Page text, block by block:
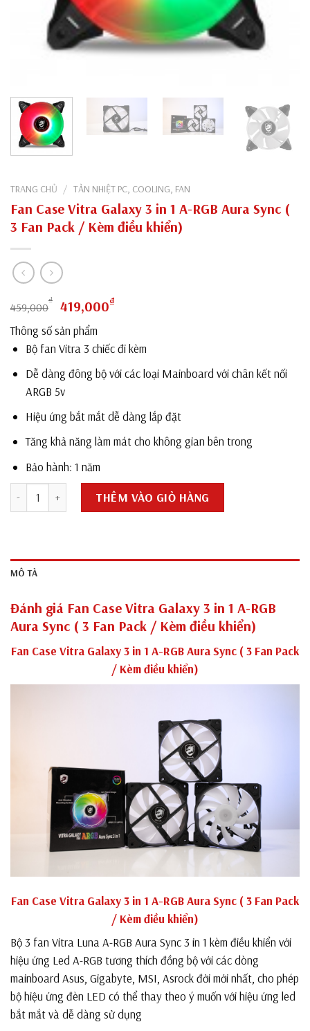
TRANG CHỦ / TẢN NHIỆT PC, COOLING, FAN
Fan Case Vitra Galaxy 3 in 1 A-RGB Aura Sync (
3 Fan Pack / Kèm điều khiển)
459,000
₫
Giá
gốc
là:
459,000₫.
419,000₫Giá
tại
là:
419,000₫.
Thông số sản phẩm
Bộ fan Vitra 3 chiếc đi kèm
Dễ dàng đông bộ với các loại Mainboard với chân kết nối
ARGB 5v
Hiệu ứng bắt mắt dễ dàng lắp đặt
Tăng khả năng làm mát cho không gian bên trong
Bảo hành: 1 năm
Fan Case Vitra Galaxy 3 in 1 A-RGB Aura Sync ( 3 Fan Pack /
THÊM VÀO GIỎ HÀNG
MÔ TẢ
Đánh giá Fan Case Vitra Galaxy 3 in 1 A-RGB
Aura Sync ( 3 Fan Pack / Kèm điều khiển)
Fan Case Vitra Galaxy 3 in 1 A-RGB Aura Sync ( 3 Fan Pack
/ Kèm điều khiển)
Fan Case Vitra Galaxy 3 in 1 A-RGB Aura Sync ( 3 Fan Pack
/ Kèm điều khiển)
Bộ 3 fan Vitra Luna A-RGB Aura Sync 3 in 1 kèm điều khiển với
hiệu ứng Led A-RGB tương thích đồng bộ với các dòng
mainboard Asus, Gigabyte, MSI, Asrock đời mới nhất, cho phép
bộ hiệu ứng đèn LED có thể thay theo ý muốn với hiệu ứng led
bắt mắt và dễ dàng sử dụng